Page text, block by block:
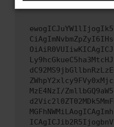
MzE4NzI/